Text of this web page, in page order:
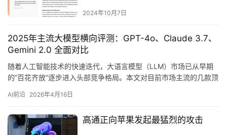
2024年10月7日
2025年主流大模型横向评测：GPT-4o、Claude 3.7、
Gemini 2.0 全面对比
随着人工智能技术的快速迭代，大语言模型（LLM）市场已从早期
的”百花齐放”逐步进入头部竞争格局。本文对目前市场主流的几款顶
AI前沿 2026年4月16日
高通正向苹果发起最猛烈的攻击